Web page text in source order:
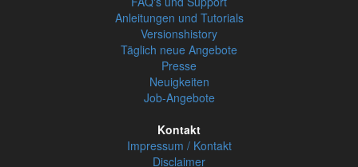
Anleitungen und Tutorials
Versionshistory
Täglich neue Angebote
Presse
Neuigkeiten
Job-Angebote
Kontakt
Impressum / Kontakt
Disclaimer